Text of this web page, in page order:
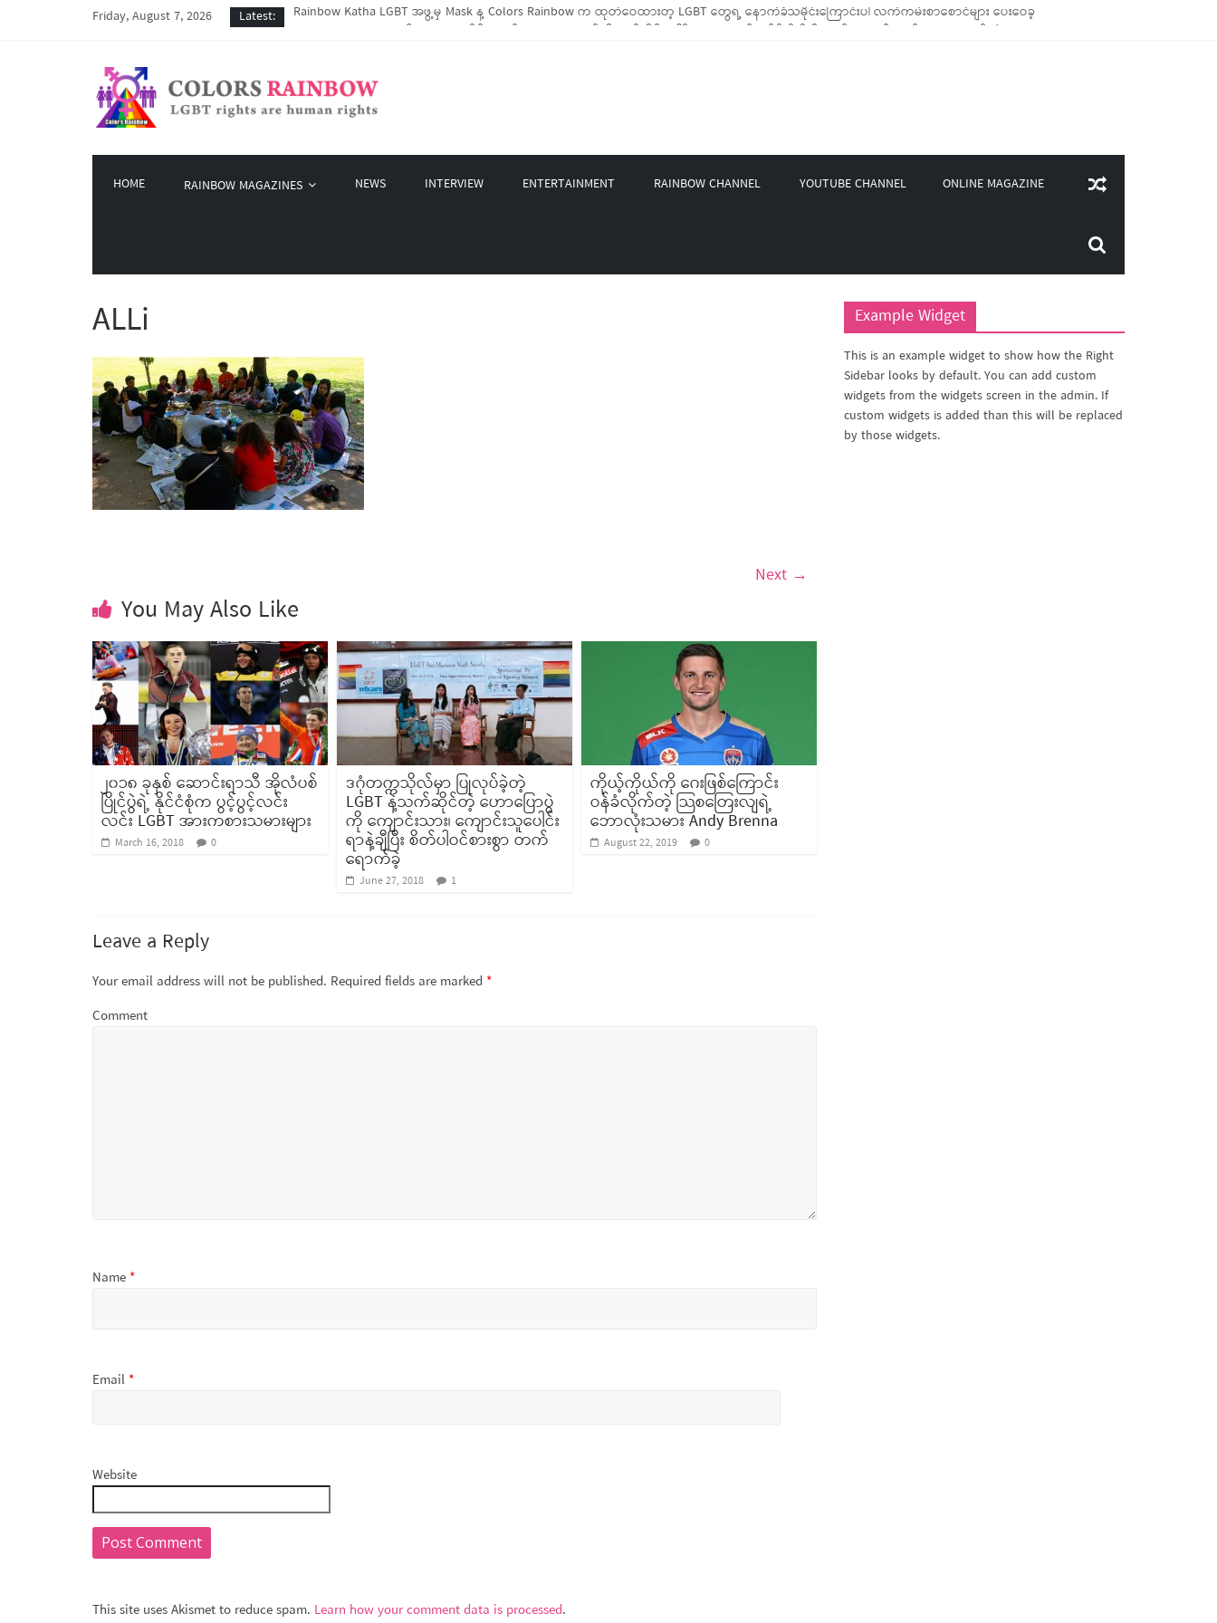
Friday, August 7, 2026 Latest:
COVID-19 ကာလအတွင်း LGBTIQ အိမ်ထောင်စု (၁၀၀၀)ကျော်ကို ကျပ်သိန်းပေါင်း(၄၀၀)ကျော်တန်ဖိုးရှိ မီးဖိုချောင်သုံး ကုန်ပစ္စည်းများ ထောက်ပံ့ခဲ့
Colors Rainbow မှ စက်တင်ဘာလအတွင်း အွန်လိုင်းသင်တန်းနှစ်ခု ဖွင့်လှစ်ပေးနိုင်ခဲ့
HOME RAINBOW MAGAZINES NEWS INTERVIEW ENTERTAINMENT RAINBOW CHANNEL YOUTUBE CHANNEL ONLINE MAGAZINE
ALLi
Next →
You May Also Like
၂၀၁၈ ခုနှစ် ဆောင်းရာသီ အိုလံပစ်
ပြိုင်ပွဲရဲ့ နိုင်ငံစုံက ပွင့်ပွင့်လင်း
လင်း LGBT အားကစားသမားများ
March 16, 2018 0
ဒဂုံတက္ကသိုလ်မှာ ပြုလုပ်ခဲ့တဲ့
LGBT နဲ့သက်ဆိုင်တဲ့ ဟောပြောပွဲ
ကို ကျောင်းသား၊ ကျောင်းသူပေါင်း
ရာနဲ့ချီပြီး စိတ်ပါဝင်စားစွာ တက်
ရောက်ခဲ့
June 27, 2018 1
ကိုယ့်ကိုယ်ကို ဂေးဖြစ်ကြောင်း
ဝန်ခံလိုက်တဲ့ သြစတြေးလျရဲ့
ဘောလုံးသမား Andy Brenna
August 22, 2019 0
Leave a Reply
Your email address will not be published. Required fields are marked *
Comment
Name *
Email *
Website
This site uses Akismet to reduce spam. Learn how your comment data is processed.
Example Widget
This is an example widget to show how the Right
Sidebar looks by default. You can add custom
widgets from the widgets screen in the admin. If
custom widgets is added than this will be replaced
by those widgets.